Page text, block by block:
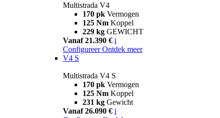
Multistrada V4
170 pk Vermogen
125 Nm Koppel
229 kg GEWICHT
Vanaf 21.390 € i
Configureer Ontdek meer
V4 S
Multistrada V4 S
170 pk Vermogen
125 Nm Koppel
231 kg Gewicht
Vanaf 26.090 € i